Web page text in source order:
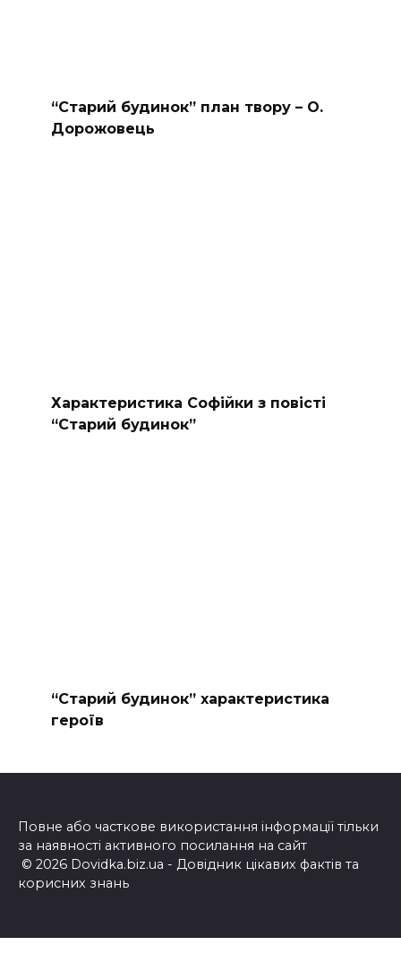
“Старий будинок” план твору – О.
Дорожовець
Характеристика Софійки з повісті
“Старий будинок”
“Старий будинок” характеристика
героїв
Повне або часткове використання інформації тільки
за наявності активного посилання на сайт
© 2026 Dovidka.biz.ua - Довідник цікавих фактів та
корисних знань